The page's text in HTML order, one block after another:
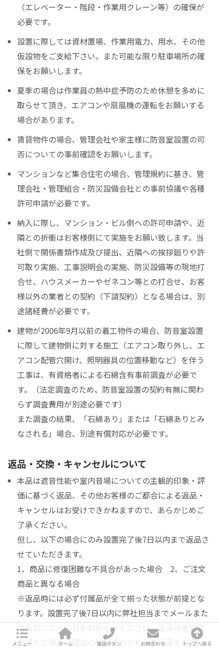
（エレベーター・階段・作業用クレーン等）の確保が
必要です。
設置に際しては資材置場、作業用電力、用水、その他
仮設物をご支給下さい。また可能な限り駐車場所の確
保をお願いします。
夏季の場合は作業員の熱中症予防のため休憩を多めに
取らせて頂き、エアコンや扇風機の運転をお願いする
場合があります。
賃貸物件の場合、管理会社や家主様に防音室設置の可
否についての事前確認をお願いします。
マンションなど集合住宅の場合、管理規約に基き、管
理会社・管理組合・防災設備会社との事前協議や各種
許可申請が必要です。
納入に際し、マンション・ビル側への許可申請や、近
隣との折衝はお客様側にて実施をお願い致します。当
社側で関係書類作成及び提出、近隣への挨拶廻りや許
可取り実施、工事説明会の実施、防災設備等の現地打
合せ、ハウスメーカーやゼネコン等との打合せ、お客
様以外の業者との契約（下請契約）となる場合は、別
途諸経費が必要です。
建物が2006年9月以前の着工物件の場合、防音室設置
に際して建物側に対する施工（エアコン取り外し、エ
アコン配管穴開け、照明器具の位置移動など）を伴う
工事は、有資格者による石綿含有事前調査が必要で
す。（法定調査のため、防音室設置の契約有無に関わ
らず調査費用が別途必要です）
また調査の結果、「石綿あり」または「石綿ありとみ
なされる」場合、別途有償対応が必要です。
返品・交換・キャンセルについて
本品は遮音性能や室内音場についての主観的印象・評
価に基づく返品、その他お客様のご都合による返品・
キャンセルはお受けできかねますので、あらかじめご
了承ください。
但し、以下の場合にのみ設置完了後7日以内まで返品さ
せていただきます。
1、商品に修復困難な不具合があった場合 2、ご注文
商品と異なる場合
※返品時には必ず付属品が全て揃った状態が前提とな
ります。設置完了後7日以内に弊社担当までメールまた
は電話にてその旨をお知らせください。返品可能期間
を過ぎた場合、理由の如何にかかわらず返品をお受け
メニュー ホーム 電話ボタン お問合わせ トップへ戻る